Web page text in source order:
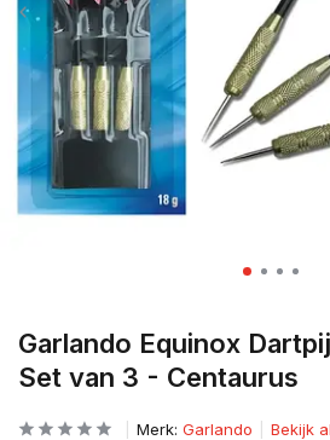
Garlando Equinox
Set van 3 - Centaurus
Merk: Garlando Bekijk